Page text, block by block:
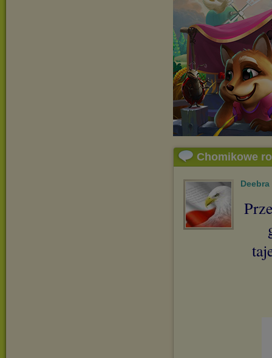
Chomikowe
Deebra